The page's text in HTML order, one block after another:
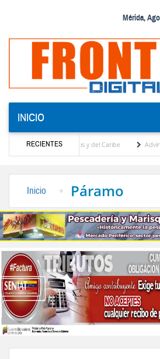
Mérida,
INICIO
RECIENTES
Centroamericanos y del Caribe
Advirtieron
Inicio Páramo